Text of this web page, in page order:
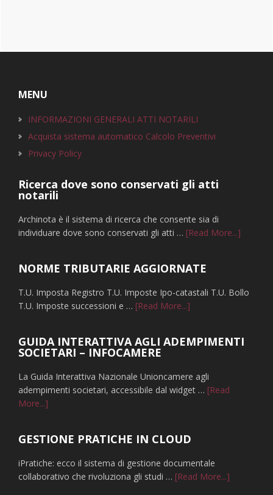
MENU
INFORMAZIONI GENERALI ATTI NOTARILI
Acquista sistema automatico Calcolo Preventivi
Privacy Policy
Ricerca dove sono conservati gli atti
notarili
Archinota è il sistema di ricerca che consente sia di
individuare dove sono conservati gli atti … [Read More...]
atti
NORME TRIBUTARIE AGGIORNATE
T.U. Imposta Registro T.U. Imposte Ipo-catastali T.U. Bollo
T.U. Imposte successioni e … [Read More...]
GUIDA INTERATTIVA AGLI ADEMPIMENTI
SOCIETARI – INFOCAMERE
La Guida Interattiva Nazionale Unioncamere agli
adempimenti societari, accessibile dal widget … [Read
More...]
ADEMPIMENTI
–
INFOCAMERE
GESTIONE PRATICHE IN CLOUD
iPratiche: ecco il sistema di gestione documentale
collaborativo che rivoluziona gli studi … [Read More...]